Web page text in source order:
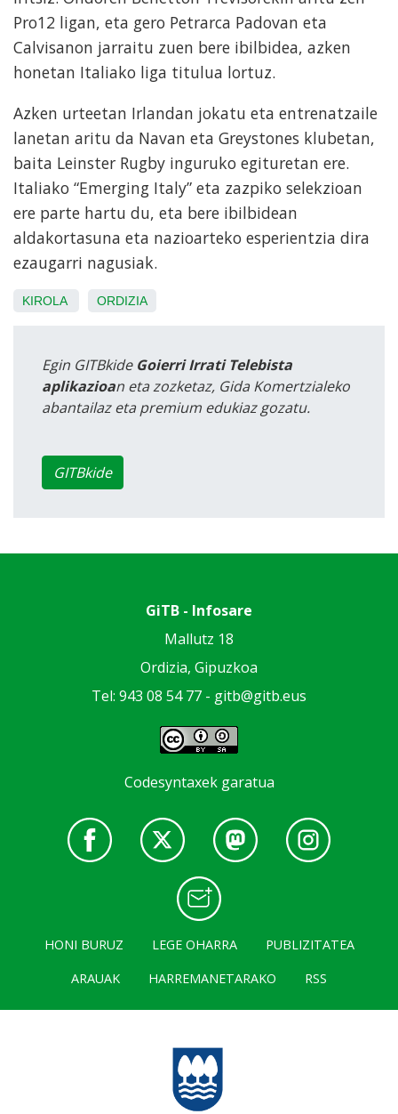
Pro12 ligan, eta gero Petrarca Padovan eta
Calvisanon jarraitu zuen bere ibilbidea, azken
honetan Italiako liga titulua lortuz.
Azken urteetan Irlandan jokatu eta entrenatzaile
lanetan aritu da Navan eta Greystones klubetan,
baita Leinster Rugby inguruko egituretan ere.
Italiako “Emerging Italy” eta zazpiko selekzioan
ere parte hartu du, eta bere ibilbidean
aldakortasuna eta nazioarteko esperientzia dira
ezaugarri nagusiak.
KIROLA ORDIZIA
Egin GITBkide Goierri Irrati Telebista
aplikazioan eta zozketaz, Gida Komertzialeko
abantailaz eta premium edukiaz gozatu.
GITBkide
GiTB - Infosare
Mallutz 18
Ordizia, Gipuzkoa
Tel: 943 08 54 77 - gitb@gitb.eus
Codesyntaxek garatua
HONI BURUZ LEGE OHARRA
PUBLIZITATEA
ARAUAK
HARREMANETARAKO RSS